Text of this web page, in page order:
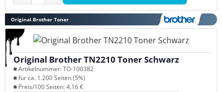
Original Brother Toner
Original Brother TN2210 Toner Schwarz
■ Artikelnummer: TO-100382
■ für ca. 1.200 Seiten (5%)
■ Preis/100 Seiten: 4,16 €